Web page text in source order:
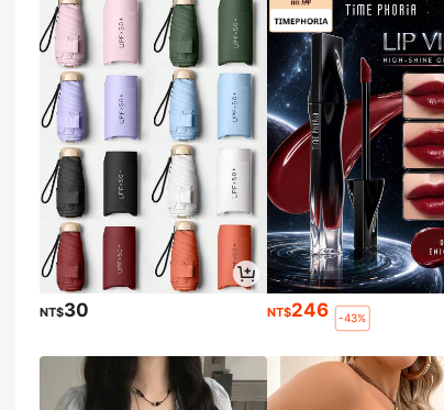
NT$30 NT$246 -43%